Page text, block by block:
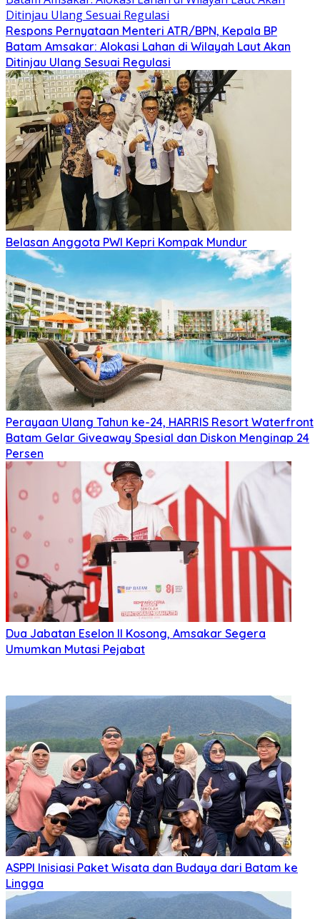
Respons Pernyataan Menteri ATR/BPN, Kepala BP
Batam Amsakar: Alokasi Lahan di Wilayah Laut Akan
Ditinjau Ulang Sesuai Regulasi
Belasan Anggota PWI Kepri Kompak Mundur
Perayaan Ulang Tahun ke-24, HARRIS Resort Waterfront
Batam Gelar Giveaway Spesial dan Diskon Menginap 24
Persen
Dua Jabatan Eselon II Kosong, Amsakar Segera
Umumkan Mutasi Pejabat
ASPPI Inisiasi Paket Wisata dan Budaya dari Batam ke
Lingga